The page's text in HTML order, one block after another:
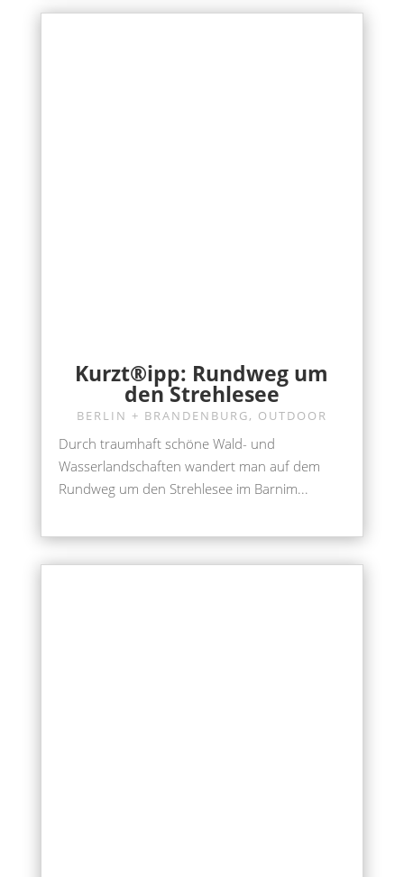
Kurzt®ipp: Rundweg um
den Strehlesee
BERLIN + BRANDENBURG, OUTDOOR
Durch traumhaft schöne Wald- und
Wasserlandschaften wandert man auf dem
Rundweg um den Strehlesee im Barnim...